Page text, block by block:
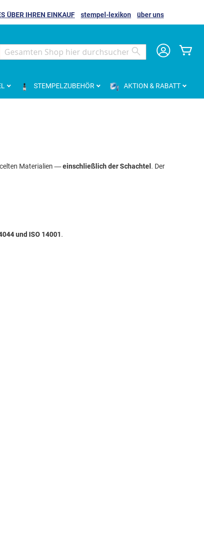
ÜBER IHREN EINKAUF stempel-lexikon
über uns
Search
STEMPELZUBEHÖR AKTION & RABATT
Materialien —einschließlich der Schachtel . Der
und ISO 14001.